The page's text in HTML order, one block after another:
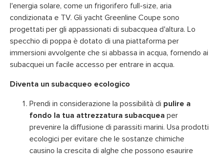
l'energia solare, come un frigorifero full-size, aria
condizionata e TV. Gli yacht Greenline Coupe sono
progettati per gli appassionati di subacquea d'altura. Lo
specchio di poppa è dotato di una piattaforma per
immersioni avvolgente che si abbassa in acqua, fornendo ai
subacquei un facile accesso per entrare in acqua.
Diventa un subacqueo ecologico
Prendi in considerazione la possibilità di pulire a
fondo la tua attrezzatura subacquea per
prevenire la diffusione di parassiti marini. Usa prodotti
ecologici per evitare che le sostanze chimiche
causino la crescita di alghe che possono esaurire